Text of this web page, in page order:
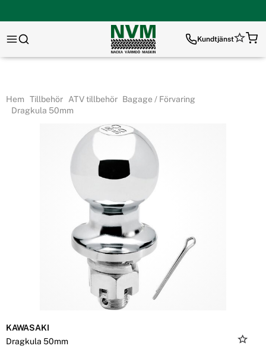
Kundtjänst
Hem Tillbehör ATV tillbehör Bagage / Förvaring
Dragkula 50mm
KAWASAKI
Dragkula 50mm